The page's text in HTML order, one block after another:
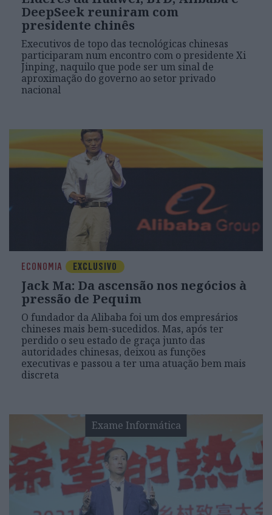
DeepSeek reuniram com
presidente chinês
Executivos de topo das tecnológicas chinesas
participaram num encontro com o presidente Xi
Jinping, naquilo que pode ser um sinal de
aproximação do governo ao setor privado
nacional
ECONOMIA EXCLUSIVO
Jack Ma: Da ascensão nos negócios à
pressão de Pequim
O fundador da Alibaba foi um dos empresários
chineses mais bem-sucedidos. Mas, após ter
perdido o seu estado de graça junto das
autoridades chinesas, deixou as funções
executivas e passou a ter uma atuação bem mais
discreta
Exame Informática